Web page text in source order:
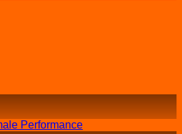
Performance